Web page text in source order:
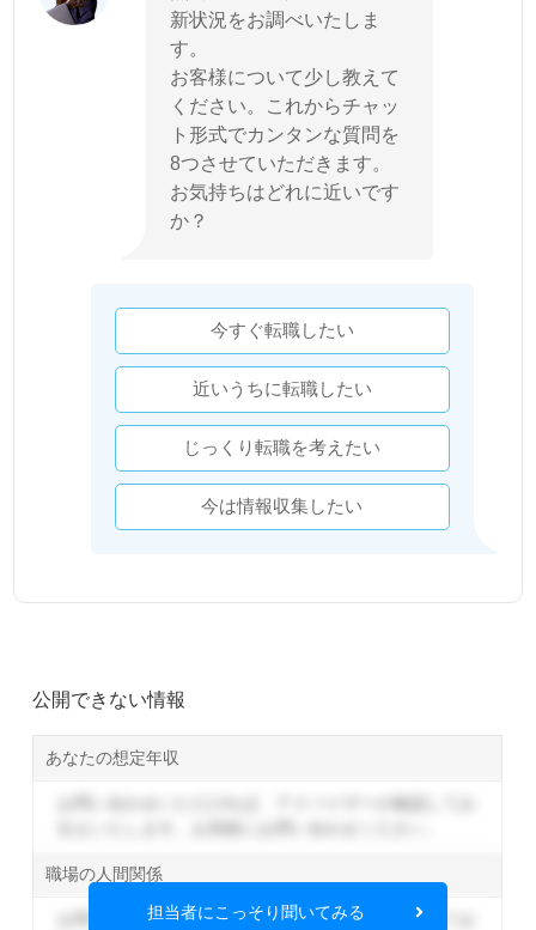
新状況をお調べいたしま
す。
お客様について少し教えて
ください。これからチャッ
ト形式でカンタンな質問を
8つさせていただきます。
お気持ちはどれに近いです
か？
今すぐ転職したい
近いうちに転職したい
じっくり転職を考えたい
今は情報収集したい
公開できない情報
あなたの想定年収
職場の人間関係
お問い合わせいただければ、アドバイザーが確認してお
担当者にこっそり聞いてみる